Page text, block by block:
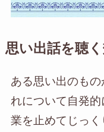
思い出話を聴
ある思い出のも
れについて自発
業を止めてじっく